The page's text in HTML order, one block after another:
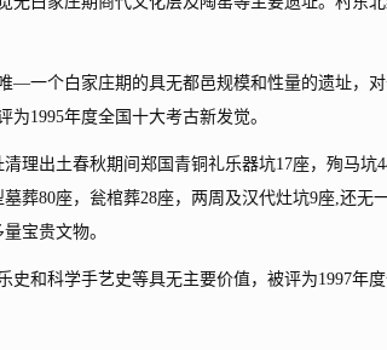
一个白家庄期的具无都邑规模和性量的遗址，
1995年度全国十大考古新发觉。
出土春秋期间郑国青铜礼乐器坑17座，殉马坑
葬80座，瓮棺葬28座，两周及汉代灶坑9座,还无
宝贵文物。
和科学手艺史等具无主要价值，被评为1997年